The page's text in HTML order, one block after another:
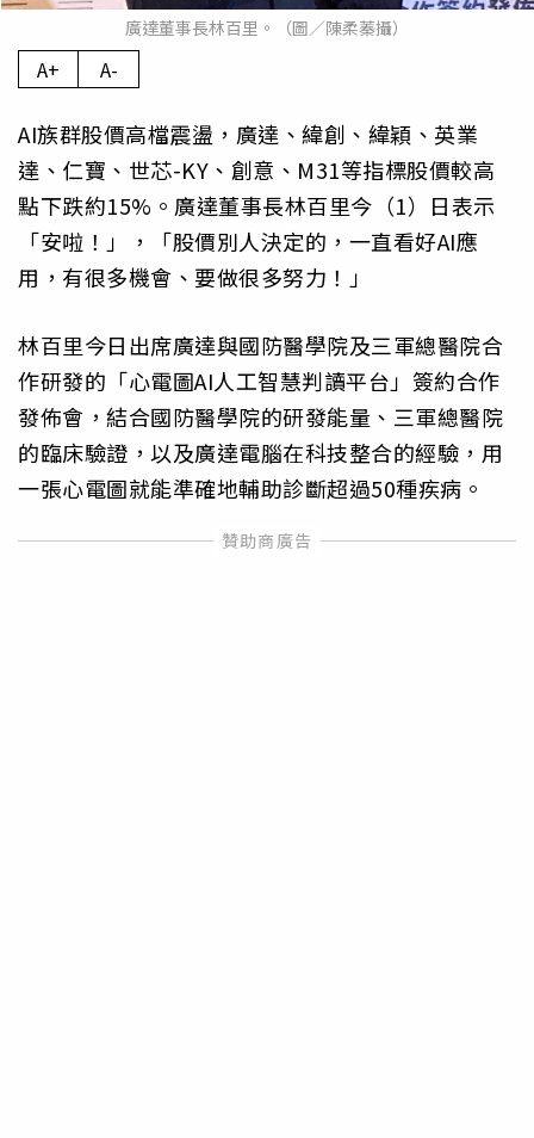
廣達董事長林百里。（圖／陳柔蓁攝）
A+ A-
AI族群股價高檔震盪，廣達、緯創、緯穎、英業
達、仁寶、世芯-KY、創意、M31等指標股價較高
點下跌約15%。廣達董事長林百里今（1）日表示
「安啦！」，「股價別人決定的，一直看好AI應
用，有很多機會、要做很多努力！」
林百里今日出席廣達與國防醫學院及三軍總醫院合
作研發的「心電圖AI人工智慧判讀平台」簽約合作
發佈會，結合國防醫學院的研發能量、三軍總醫院
的臨床驗證，以及廣達電腦在科技整合的經驗，用
一張心電圖就能準確地輔助診斷超過50種疾病。